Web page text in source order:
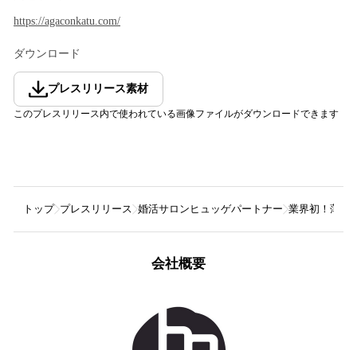
https://agaconkatu.com/
ダウンロード
プレスリリース素材
このプレスリリース内で使われている画像ファイルがダウンロードできます
トップ プレスリリース 婚活サロンヒュッゲパートナー 業界初！薄毛
会社概要